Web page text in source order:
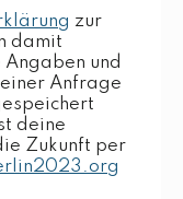
zur
damit
und
Anfrage
deine
Zukunft per